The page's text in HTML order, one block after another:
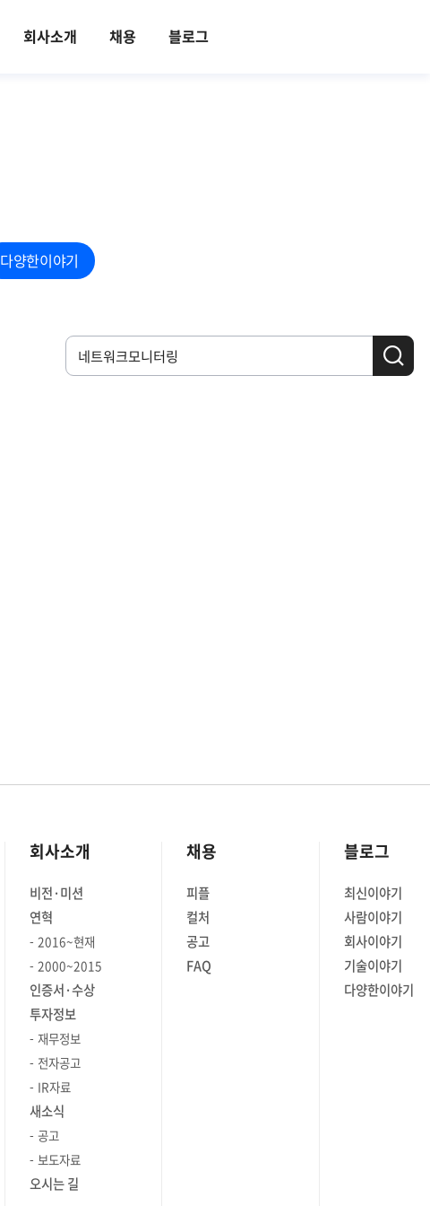
회사소개 채용 블로그
다양한이야기
회사소개
비전·미션
연혁
2016~현재
2000~2015
인증서·수상
투자정보
재무정보
전자공고
IR자료
새소식
공고
보도자료
오시는 길
채용
피플
컬처
공고
FAQ
블로그
최신이야기
사람이야기
회사이야기
기술이야기
다양한이야기